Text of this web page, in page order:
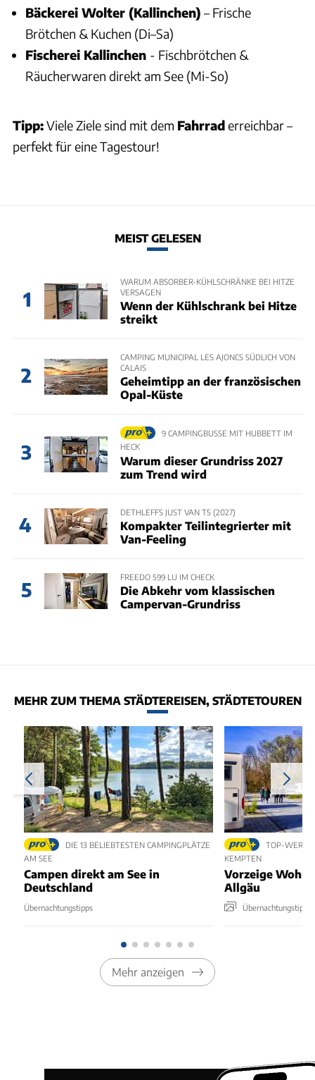
Bäckerei Wolter (Kallinchen) – Frische
Brötchen & Kuchen (Di–Sa)
Fischerei Kallinchen - Fischbrötchen &
Räucherwaren direkt am See (Mi-So)
Tipp:Viele Ziele sind mit dem Fahrraderreichbar –
perfekt für eine Tagestour!
MEIST GELESEN
1
WARUM ABSORBER-KÜHLSCHRÄNKE BEI HITZE
VERSAGEN
Wenn der Kühlschrank bei Hitze
streikt
2
CAMPING MUNICIPAL LES AJONCS SÜDLICH VON
CALAIS
Geheimtipp an der französischen
Opal-Küste
3
9 CAMPINGBUSSE MIT HUBBETT IM
HECK
Warum dieser Grundriss 2027
zum Trend wird
4
DETHLEFFS JUST VAN T5 (2027)
Kompakter Teilintegrierter mit
Van-Feeling
5
FREEDO 599 LU IM CHECK
Die Abkehr vom klassischen
Campervan-Grundriss
MEHR ZUM THEMA STÄDTEREISEN, STÄDTETOUREN
DIE 13 BELIEBTESTEN CAMPINGPLÄTZE
AM SEE
Campen direkt am See in
Deutschland
Übernachtungstipps
TOP-
KEMPTEN
Vorzeige
Allgäu
Übernachtungstipps
Mehr anzeigen